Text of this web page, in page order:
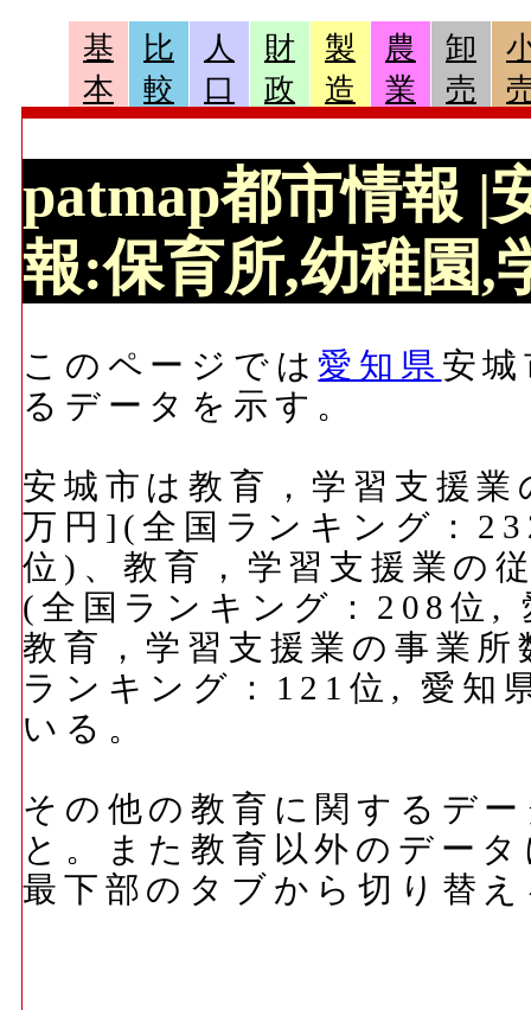
基
本
比
較
人
口
財
政
製
造
農
業
卸
売
patmap都市情報 |
報:保育所,幼稚園,
このページでは 愛知県 安
るデータを示す。
安城市は教育，学習支援
万円](全国ランキング：
位)、教育，学習支援業の
(全国ランキング：208位,
教育，学習支援業の事業
ランキング：121位, 愛知
いる。
その他の教育に関するデ
と。また教育以外のデー
最下部のタブから切り替